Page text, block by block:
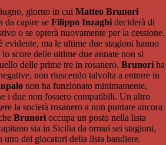
giorno in cui Matteo Brunori
da capire se Filippo Inzaghi deciderà di
o se opterà nuovamente per la cessione.
evidente, ma le ultime due stagioni hanno
score delle ultime due annate non si
delle prime tre in rosanero. Brunori ha
non riuscendo talvolta a entrare in
non ha funzionato minimamente,
i due non fossero compatibili. Un altro
la società rosanero a non puntare ancora
Brunori occupa un posto nella lista
sia in Sicilia da ormai sei stagioni,
uno dei giocatori della lista bandiere.